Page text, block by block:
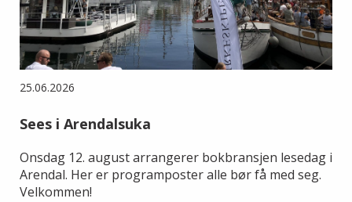
25.06.2026
Sees i Arendalsuka
Onsdag 12. august arrangerer bokbransjen lesedag i
Arendal. Her er programposter alle bør få med seg.
Velkommen!